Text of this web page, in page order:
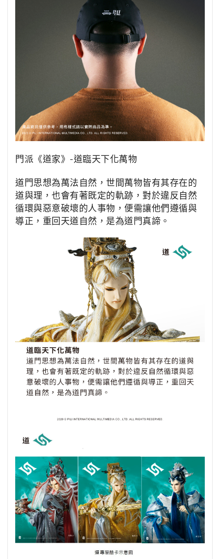
門派《道家》-道臨天下化萬物
道門思想為萬法自然，世間萬物皆有其存在的
道與理，也會有著既定的軌跡，對於違反自然
循環與惡意破壞的人事物，便需讓他們遵循與
導正，重回天道自然，是為道門真諦。